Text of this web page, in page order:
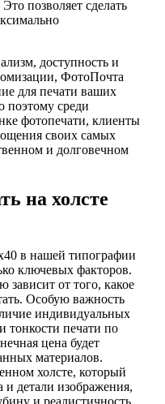
позволяет сделать
доступность и
ФотоПочта
для печати ваших
поэтому среди
фотопечати, клиенты
своих самых
и долговечном
на холсте
в нашей типографии
ключевых факторов.
от того, какое
Особую важность
индивидуальных
тонкости печати по
цена будет
материалов.
холсте, который
и детали изображения,
и реалистичность.